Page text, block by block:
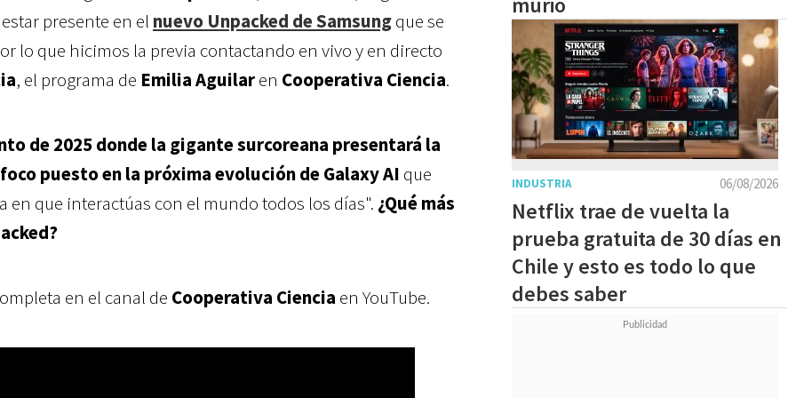
presente en el nuevo Unpacked de Samsungque se
lo que hicimos la previa contactando en vivo y en directo
, el programa de Emilia Aguilaren Cooperativa Ciencia.
de 2025 donde la gigante surcoreana presentará la
puesto en la próxima evolución de Galaxy AI que
en que interactúas con el mundo todos los días". ¿Qué más
en el canal de Cooperativa Ciencia en YouTube.
06/08/2026
INDUSTRIA
Netflix trae de vuelta la
prueba gratuita de 30 días en
Chile y esto es todo lo que
debes saber